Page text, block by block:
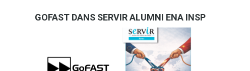
GOFAST DANS SERVIR ALUMNI ENA INSP